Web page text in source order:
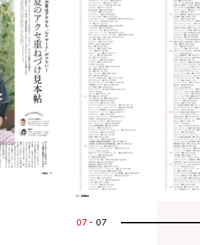
07 07